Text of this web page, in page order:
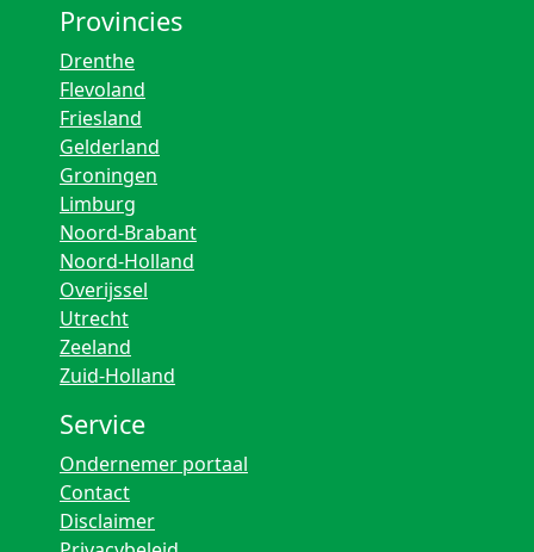
Provincies
Drenthe
Flevoland
Friesland
Gelderland
Groningen
Limburg
Noord-Brabant
Noord-Holland
Overijssel
Utrecht
Zeeland
Zuid-Holland
Service
Ondernemer portaal
Contact
Disclaimer